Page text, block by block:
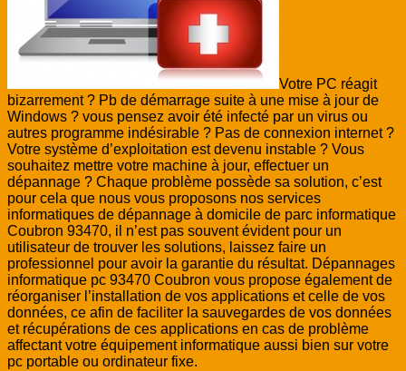
Votre PC réagit
bizarrement ? Pb de démarrage suite à une mise à jour de
Windows ? vous pensez avoir été infecté par un virus ou
autres programme indésirable ? Pas de connexion internet ?
Votre système d’exploitation est devenu instable ? Vous
souhaitez mettre votre machine à jour, effectuer un
dépannage ? Chaque problème possède sa solution, c’est
pour cela que nous vous proposons nos services
informatiques de dépannage à domicile de parc informatique
Coubron 93470, il n’est pas souvent évident pour un
utilisateur de trouver les solutions, laissez faire un
professionnel pour avoir la garantie du résultat. Dépannages
informatique pc 93470 Coubron vous propose également de
réorganiser l’installation de vos applications et celle de vos
données, ce afin de faciliter la sauvegardes de vos données
et récupérations de ces applications en cas de problème
affectant votre équipement informatique aussi bien sur votre
pc portable ou ordinateur fixe.